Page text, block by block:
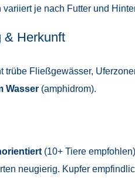
je nach Futter und
& Herkunft
trübe Fließgewässer,
Wasser(amphidrom).
(10+ Tiere
neugierig. Kupfer